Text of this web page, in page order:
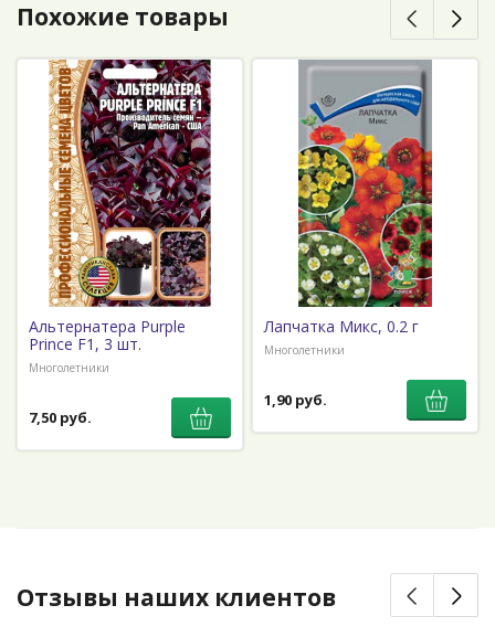
Похожие товары
Альтернатера Purple
Prince F1, 3 шт.
Многолетники
7,50 руб.
Лапчатка Микс, 0.2 г
Многолетники
1,90 руб.
Отзывы наших клиентов